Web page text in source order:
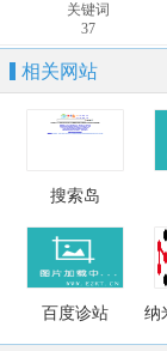
关键词
37
相关网站
搜索岛
百度诊站 纳